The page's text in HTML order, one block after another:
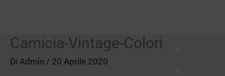
VaiCamicia-Vintage-Colori
Di Admin / 20 Aprile 2020